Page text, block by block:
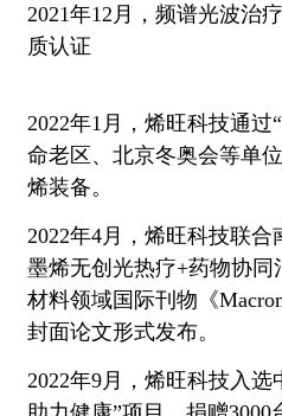
2021年12月，频谱光波治
质认证
2022年1月，烯旺科技通
命老区、北京冬奥会等单
烯装备。
2022年4月，烯旺科技联
墨烯无创光热疗+药物协
材料领域国际刊物《
封面论文形式发布。
2022年9月，烯旺科技入